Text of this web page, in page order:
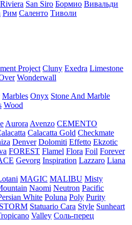
Riviera San Siro Бормио Вивальди
Рим Саленто Тиволи
Project Cluny Exedra Limestone
Wonderwall
Marbles Onyx Stone And Marble
Wood
Aurora Avenzo CEMENTO
Calacatta Gold Checkmate
Denver Dolomiti Effetto Ekzotic
FOREST Flamel Flora Foil Forever
Gevorg Inspiration Lazzaro Liana
MAGIC MALIBU Misty
Naomi Neutron Pacific
White Poluna Poly Purity
Statuario Cara Style Sunheart
Valley Соль-перец